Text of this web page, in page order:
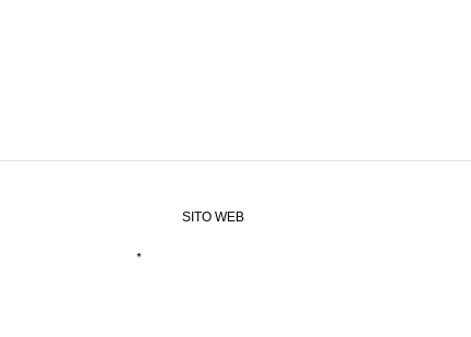
*
SITO WEB